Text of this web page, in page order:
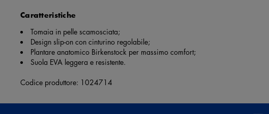
Caratteristiche
Tomaia in pelle scamosciata;
Design slip-on con cinturino regolabile;
Plantare anatomico Birkenstock per massimo comfort;
Suola EVA leggera e resistente.
Codice produttore: 1024714